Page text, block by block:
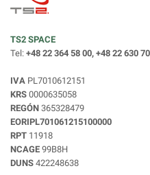
TS2 SPACE
Tel: +48 22 364 58 00, +48 22 630
IVA PL7010612151
KRS 0000635058
REGÓN 365328479
EORIPL701061215100000
RPT 11918
NCAGE 99B8H
DUNS 422248638